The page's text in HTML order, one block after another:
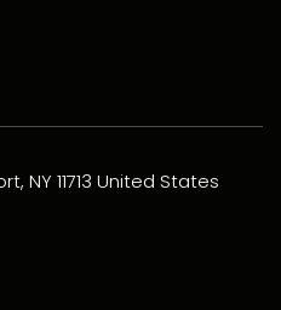
NY 11713 United States